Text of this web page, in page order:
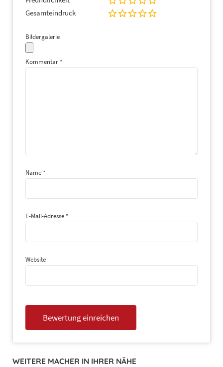
Gesamteindruck
Bildergalerie
Kommentar *
Name *
E-Mail-Adresse *
Website
WEITERE MACHER IN IHRER NÄHE